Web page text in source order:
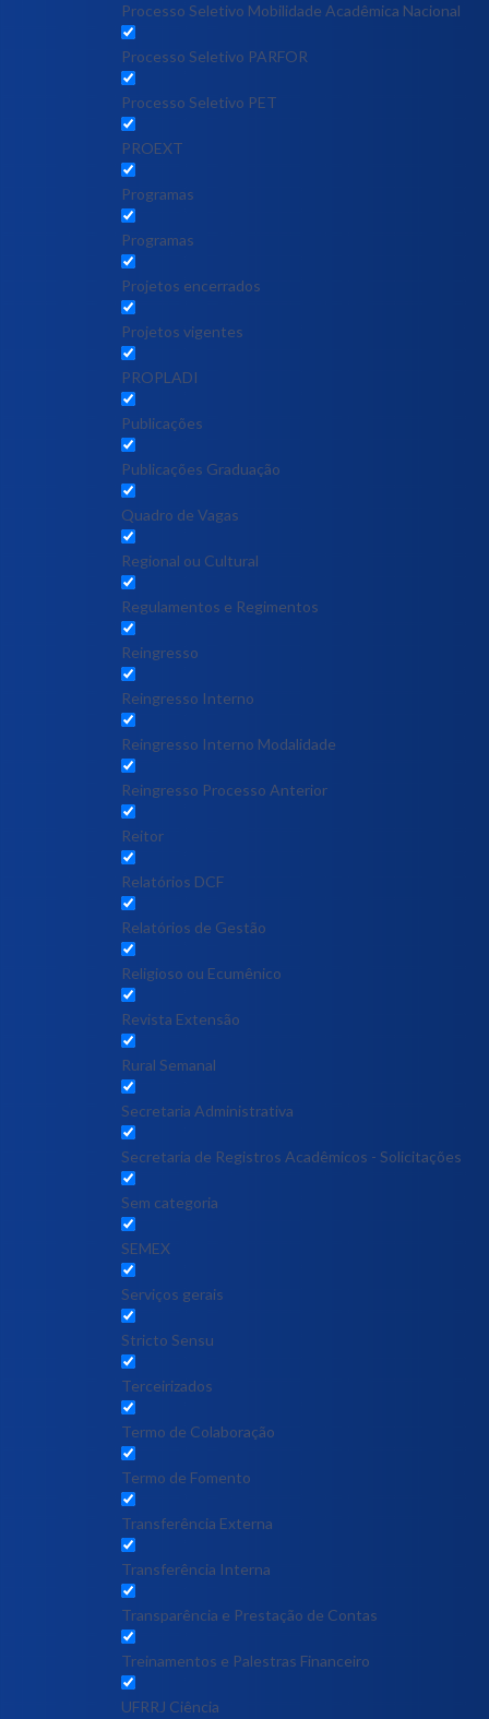
Processo Seletivo Mobilidade Acadêmica Nacional
Processo Seletivo PARFOR
Processo Seletivo PET
PROEXT
Programas
Programas
Projetos encerrados
Projetos vigentes
PROPLADI
Publicações
Publicações Graduação
Quadro de Vagas
Regional ou Cultural
Regulamentos e Regimentos
Reingresso
Reingresso Interno
Reingresso Interno Modalidade
Reingresso Processo Anterior
Reitor
Relatórios DCF
Relatórios de Gestão
Religioso ou Ecumênico
Revista Extensão
Rural Semanal
Secretaria Administrativa
Secretaria de Registros Acadêmicos - Solicitações
Sem categoria
SEMEX
Serviços gerais
Stricto Sensu
Terceirizados
Termo de Colaboração
Termo de Fomento
Transferência Externa
Transferência Interna
Transparência e Prestação de Contas
Treinamentos e Palestras Financeiro
UFRRJ Ciência